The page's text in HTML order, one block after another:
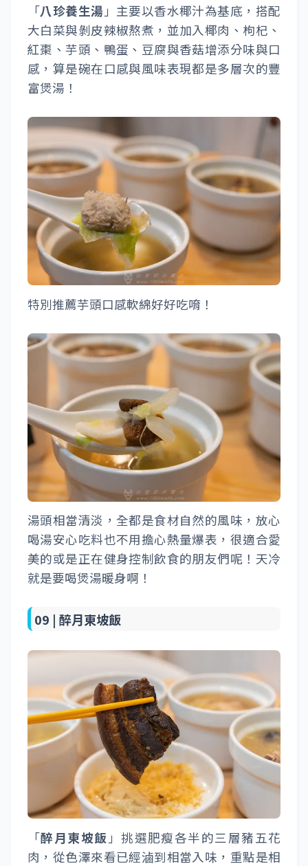
「八珍養生湯 」主要以香水椰汁為基底，搭配
大白菜與剝皮辣椒熬煮，並加入椰肉、枸杞、
紅棗、芋頭、鴨蛋、豆腐與香菇增添分味與口
感，算是碗在口感與風味表現都是多層次的豐
富煲湯！
特別推薦芋頭口感軟綿好好吃唷！
湯頭相當清淡，全都是食材自然的風味，放心
喝湯安心吃料也不用擔心熱量爆表，很適合愛
美的或是正在健身控制飲食的朋友們呢！天冷
就是要喝煲湯暖身啊！
09 |醉月東坡飯
「醉月東坡飯 」挑選肥瘦各半的三層豬五花
肉，從色澤來看已經滷到相當入味，重點是相